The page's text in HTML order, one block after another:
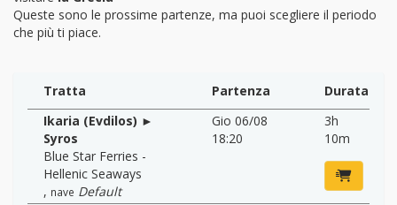
Queste sono le prossime partenze, ma puoi scegliere il periodo
che più ti piace.
Tratta Partenza
Durata
Ikaria (Evdilos) ►
Syros
Blue Star Ferries -
Hellenic Seaways
, nave Default
Gio 06/08
18:20
3h
10m